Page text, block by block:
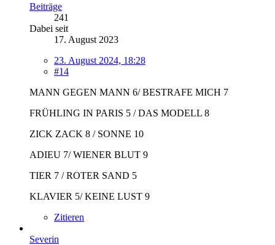
Beiträge
241
Dabei seit
17. August 2023
23. August 2024, 18:28
#14
MANN GEGEN MANN 6/ BESTRAFE MICH 7
FRÜHLING IN PARIS 5 / DAS MODELL 8
ZICK ZACK 8 / SONNE 10
ADIEU 7/ WIENER BLUT 9
TIER 7 / ROTER SAND 5
KLAVIER 5/ KEINE LUST 9
Zitieren
Severin